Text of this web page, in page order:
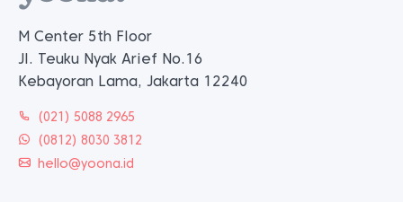
M Center 5th Floor
Jl. Teuku Nyak Arief No.16
Kebayoran Lama, Jakarta 12240
(021) 5088 2965
(0812) 8030 3812
hello@yoona.id